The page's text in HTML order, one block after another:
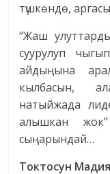
түшкөндө,
“Жаш
суурулуп
айдыңына
кылбасын,
натыйжада
алышкан
сыңарындай…
Токтосун